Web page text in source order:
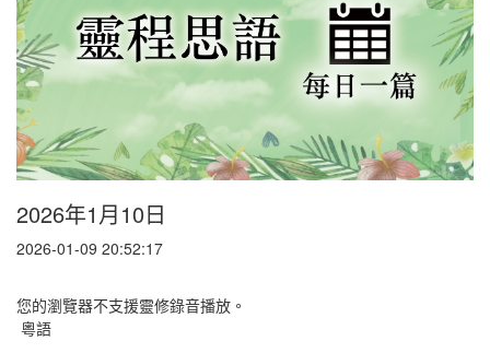
2026年1月10日
2026-01-09 20:52:17
您的瀏覽器不支援靈修錄音播放。
粵語